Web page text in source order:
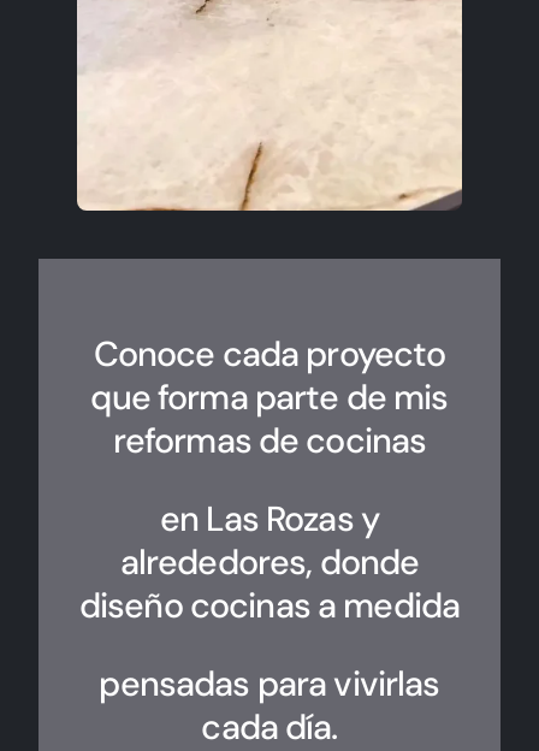
Conoce cada proyecto
que forma parte de mis
reformas de cocinas
en Las Rozas y
alrededores, donde
diseño cocinas a medida
pensadas para vivirlas
cada día.